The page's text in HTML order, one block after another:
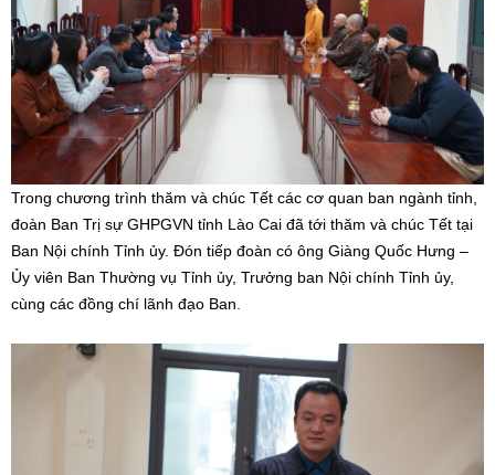
Trong chương trình thăm và chúc Tết các cơ quan ban ngành tỉnh,
đoàn Ban Trị sự GHPGVN tỉnh Lào Cai đã tới thăm và chúc Tết tại
Ban Nội chính Tỉnh ủy. Đón tiếp đoàn có ông Giàng Quốc Hưng –
Ủy viên Ban Thường vụ Tỉnh ủy, Trưởng ban Nội chính Tỉnh ủy,
cùng các đồng chí lãnh đạo Ban.